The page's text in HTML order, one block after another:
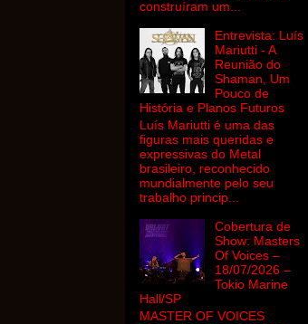
construíram um...
Entrevista: Luís
Mariutti - A
Reunião do
Shaman, Um
Pouco de
História e Planos Futuros
Luís Mariutti é uma das
figuras mais queridas e
expressivas do Metal
brasileiro, reconhecido
mundialmente pelo seu
trabalho princip...
Cobertura de
Show: Masters
Of Voices –
18/07/2026 –
Tokio Marine
Hall/SP
MASTER OF VOICES